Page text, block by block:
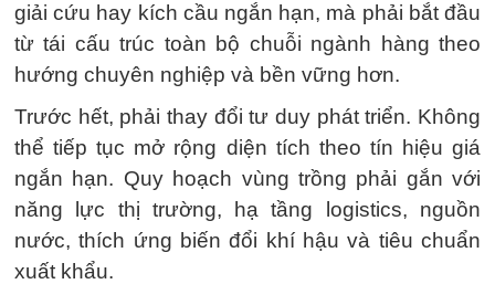
giải cứu hay kích cầu ngắn hạn, mà phải bắt đầu
từ tái cấu trúc toàn bộ chuỗi ngành hàng theo
hướng chuyên nghiệp và bền vững hơn.
Trước hết, phải thay đổi tư duy phát triển. Không
thể tiếp tục mở rộng diện tích theo tín hiệu giá
ngắn hạn. Quy hoạch vùng trồng phải gắn với
năng lực thị trường, hạ tầng logistics, nguồn
nước, thích ứng biến đổi khí hậu và tiêu chuẩn
xuất khẩu.